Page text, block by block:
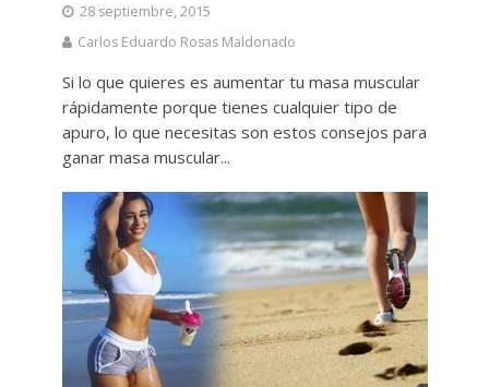
28 septiembre, 2015
Carlos Eduardo Rosas Maldonado
Si lo que quieres es aumentar tu masa muscular
rápidamente porque tienes cualquier tipo de
apuro, lo que necesitas son estos consejos para
ganar masa muscular...